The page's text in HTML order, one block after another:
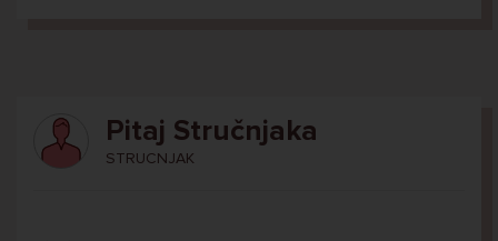
Pitaj Stručnjaka
STRUCNJAK